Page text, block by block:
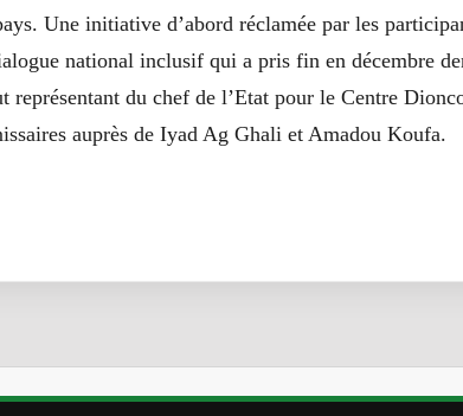
Une initiative d’abord réclamée par les
national inclusif qui a pris fin en décembre
représentant du chef de l’Etat pour le Centre
auprès de Iyad Ag Ghali et Amadou Koufa.